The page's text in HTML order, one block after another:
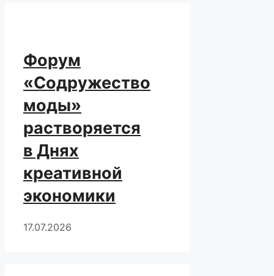
Форум
«Содружество
моды»
растворяется
в Днях
креативной
экономики
17.07.2026